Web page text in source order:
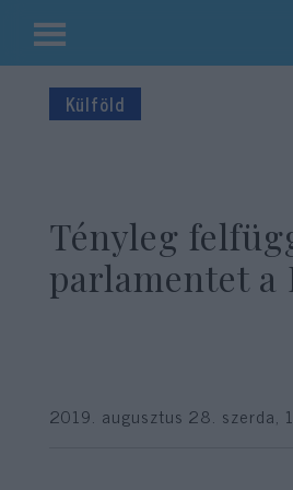
Kilépés
tartalomba
Külföld
Tényleg
parlamentet
2019. augusztus 28. szerda,